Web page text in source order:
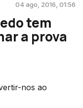
04 ago, 2016, 01:56
tem
a prova
nos ao